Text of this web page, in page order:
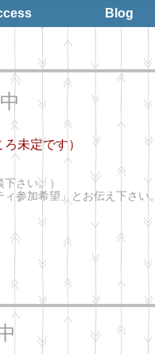
Blog
未定です）
さい。）
参加希望」とお伝え下さい。